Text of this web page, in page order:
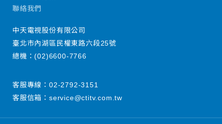
聯絡我們
中天電視股份有限公司
臺北市內湖區民權東路六段25號
總機：(02)6600-7766
客服專線： 02-2792-3151
客服信箱： service@ctitv.com.tw